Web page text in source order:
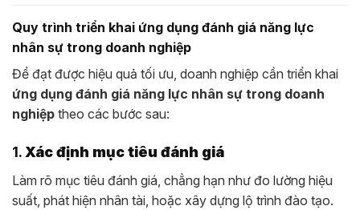
Quy trình triển khai ứng dụng đánh giá năng lực
nhân sự trong doanh nghiệp
Để đạt được hiệu quả tối ưu, doanh nghiệp cần triển khai
ứng dụng đánh giá năng lực nhân sự trong doanh
nghiệp theo các bước sau:
1.Xác định mục tiêu đánh giá
Làm rõ mục tiêu đánh giá, chẳng hạn như đo lường hiệu
suất, phát hiện nhân tài, hoặc xây dựng lộ trình đào tạo.